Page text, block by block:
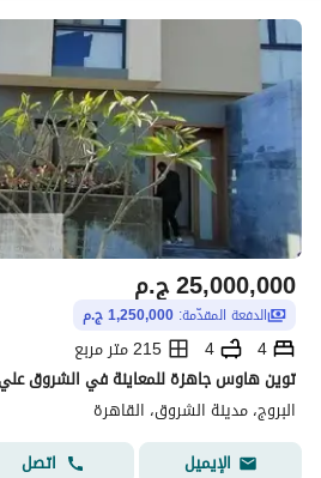
ج.م25,000,000
الدفعة المقدّمة: 1,250,000 ج.م
4
4
215 متر مربع
البروج، مدينة الشروق، القاهرة
الإيميل
اتصل